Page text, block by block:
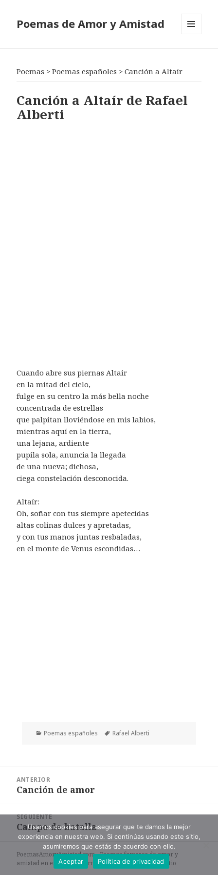
Poemas de Amor y Amistad
Poemas >Poemas españoles >Canción a Altaír
Canción a Altaír de Rafael
Alberti
Cuando abre sus piernas Altair
en la mitad del cielo,
fulge en su centro la más bella noche
concentrada de estrellas
que palpitan lloviéndose en mis labios,
mientras aquí en la tierra,
una lejana, ardiente
pupila sola, anuncia la llegada
de una nueva; dichosa,
ciega constelación desconocida.
Altaír:
Oh, soñar con tus siempre apetecidas
altas colinas dulces y apretadas,
y con tus manos juntas resbaladas,
en el monte de Venus escondidas…
Categorías
Poemas españoles Etiquetas
Rafael Alberti
entradas
ANTERIOR
Entrada
Canción de amor
SIGUIENTE
Entrada
siguiente:
Campo de batalla
PoemasAmoryAmistad.com - Poemas famosos de amor y
amistad en español en formato de texto. |Mapa del sitio
Usamos cookies para asegurar que te damos la mejor
experiencia en nuestra web. Si continúas usando este sitio,
asumiremos que estás de acuerdo con ello.
Aceptar
Política de privacidad